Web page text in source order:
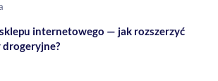
internetowego — jak rozszerzyć